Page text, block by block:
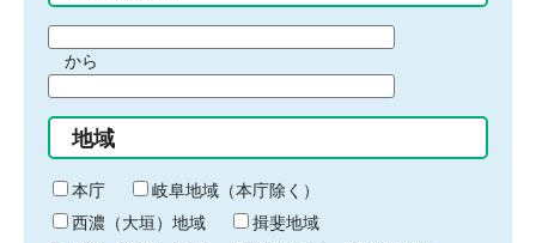
間
始
り
から
間
終
わ
り
地域
本庁
岐阜地域（本庁除く）
西濃（大垣）地域
揖斐地域